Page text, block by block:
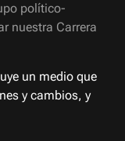
político-
nuestra Carrera
un medio que
y cambios, y